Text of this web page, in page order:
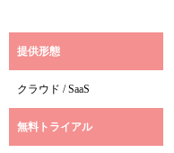
提供形態
クラウド / SaaS
無料トライアル